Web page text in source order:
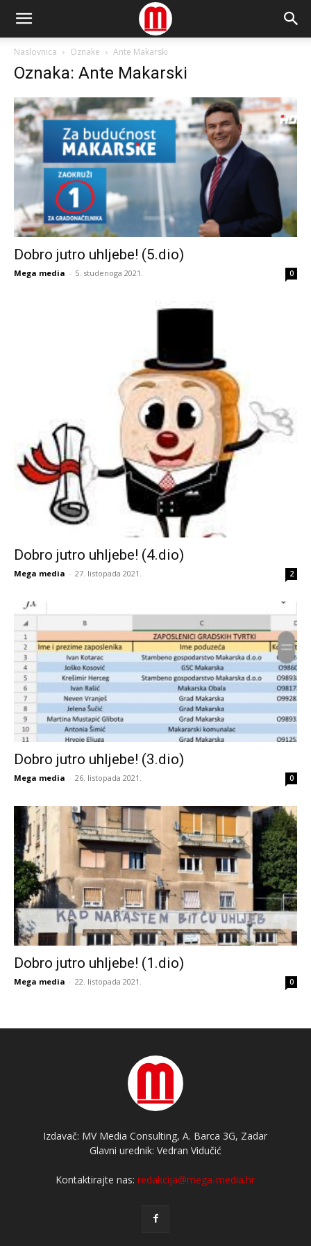
Naslovnica Oznake Ante Makarski
Oznaka: Ante Makarski
Dobro jutro uhljebe! (5.dio)
Mega media - 5. studenoga 2021. 0
Dobro jutro uhljebe! (4.dio)
Mega media - 27. listopada 2021. 2
Dobro jutro uhljebe! (3.dio)
Mega media - 26. listopada 2021. 0
Dobro jutro uhljebe! (1.dio)
Mega media - 22. listopada 2021. 0
Izdavač: MV Media Consulting, A. Barca 3G, Zadar
Glavni urednik: Vedran Vidučić
Kontaktirajte nas:redakcija@mega-media.hr